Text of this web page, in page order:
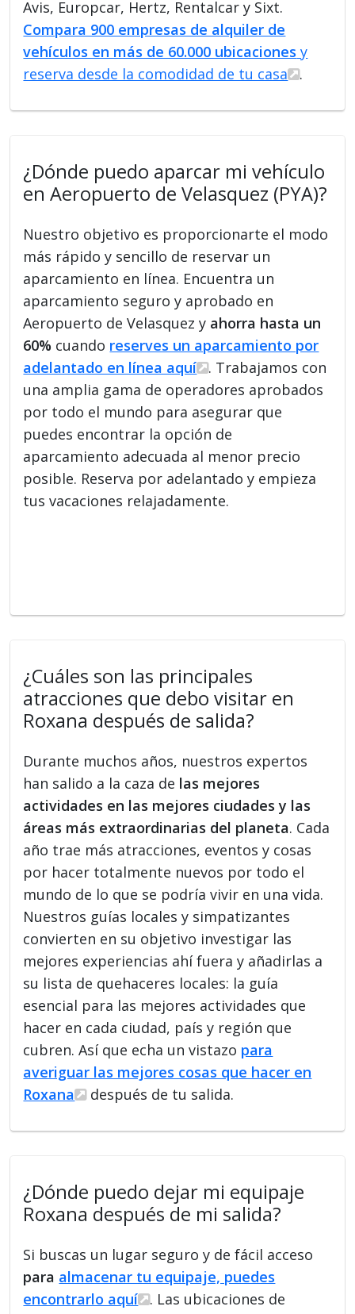
Avis, Europcar, Hertz, Rentalcar y Sixt.
Compara 900 empresas de alquiler de
vehículos en más de 60.000 ubicaciones y
reserva desde la comodidad de tu casa
.
¿Dónde puedo aparcar mi vehículo
en Aeropuerto de Velasquez (PYA)?
Nuestro objetivo es proporcionarte el modo
más rápido y sencillo de reservar un
aparcamiento en línea. Encuentra un
aparcamiento seguro y aprobado en
Aeropuerto de Velasquez y ahorra hasta un
60% cuando reserves un aparcamiento por
adelantado en línea aquí
. Trabajamos con
una amplia gama de operadores aprobados
por todo el mundo para asegurar que
puedes encontrar la opción de
aparcamiento adecuada al menor precio
posible. Reserva por adelantado y empieza
tus vacaciones relajadamente.
¿Cuáles son las principales
atracciones que debo visitar en
Roxana después de salida?
Durante muchos años, nuestros expertos
han salido a la caza de las mejores
actividades en las mejores ciudades y las
áreas más extraordinarias del planeta. Cada
año trae más atracciones, eventos y cosas
por hacer totalmente nuevos por todo el
mundo de lo que se podría vivir en una vida.
Nuestros guías locales y simpatizantes
convierten en su objetivo investigar las
mejores experiencias ahí fuera y añadirlas a
su lista de quehaceres locales: la guía
esencial para las mejores actividades que
hacer en cada ciudad, país y región que
cubren. Así que echa un vistazo para
averiguar las mejores cosas que hacer en
Roxana
después de tu salida.
¿Dónde puedo dejar mi equipaje
Roxana después de mi salida?
Si buscas un lugar seguro y de fácil acceso
para almacenar tu equipaje, puedes
encontrarlo aquí
. Las ubicaciones de